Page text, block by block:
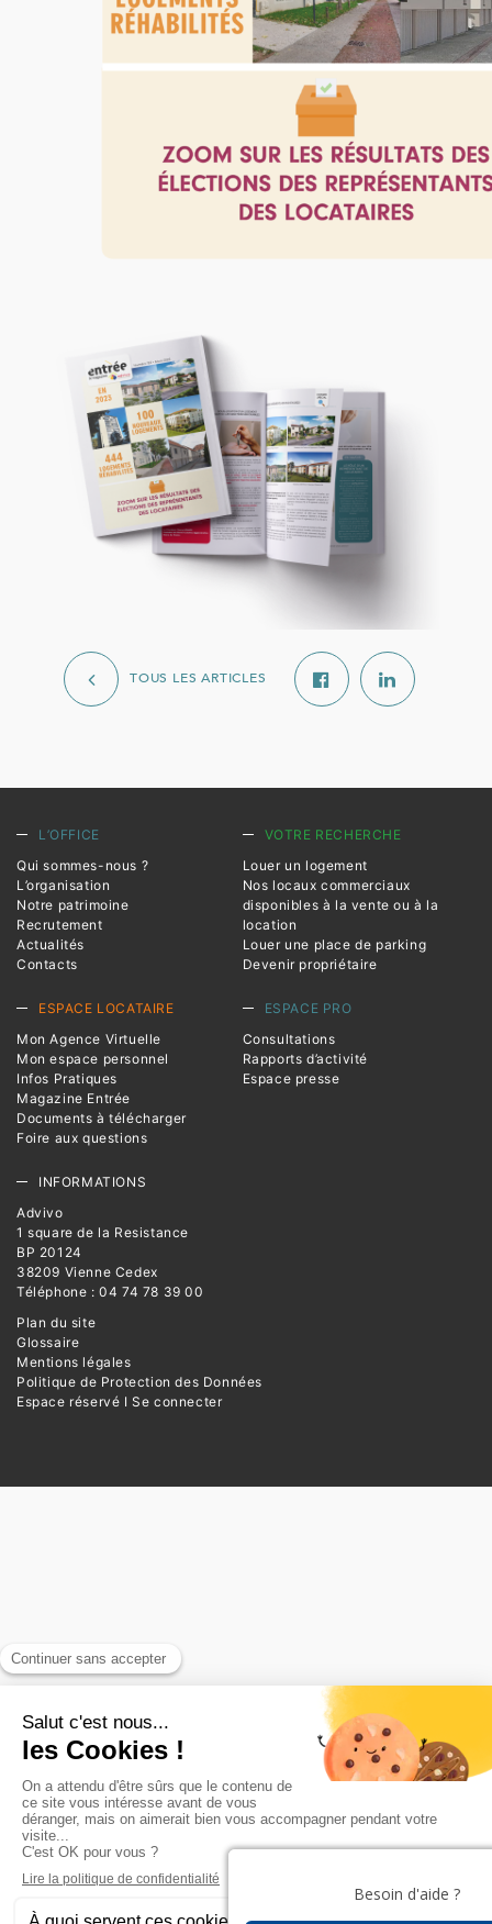
TOUS LES ARTICLES
L’OFFICE
Qui sommes-nous ?
L’organisation
Notre patrimoine
Recrutement
Actualités
Contacts
VOTRE RECHERCHE
Louer un logement
Nos locaux commerciaux
disponibles à la vente ou à la
location
Louer une place de parking
Devenir propriétaire
ESPACE LOCATAIRE
Mon Agence Virtuelle
Mon espace personnel
Infos Pratiques
Magazine Entrée
Documents à télécharger
Foire aux questions
ESPACE PRO
Consultations
Rapports d’activité
Espace presse
INFORMATIONS
Advivo
1 square de la Resistance
BP 20124
38209 Vienne Cedex
Téléphone : 04 74 78 39 00
Plan du site
Glossaire
Mentions légales
Politique de Protection des Données
Espace réservé I Se connecter